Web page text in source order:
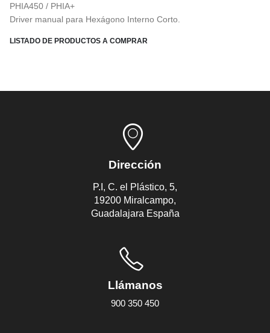
PHIA450 / PHIA+
Driver manual para Hexágono Interno Corto.
LISTADO DE PRODUCTOS A COMPRAR
Dirección
P.I, C. el Plástico, 5,
19200 Miralcampo,
Guadalajara España
Llámanos
900 350 450